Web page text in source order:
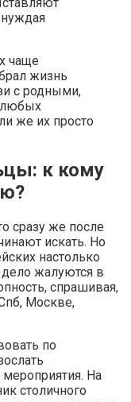
чаще
жизнь
с родными,
любых
же их просто
к кому
сразу же после
искать. Но
настолько
жалуются в
спрашивая,
Москве,
по
На
столичного